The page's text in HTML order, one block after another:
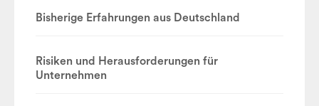
Bisherige Erfahrungen aus Deutschland
Risiken und Herausforderungen für
Unternehmen